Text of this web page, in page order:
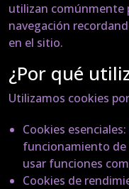
utilizan comúnmente
navegación
en el sitio.
¿Por qué
Utilizamos cookies
Cookies esenciales
funcionamiento
usar funciones
Cookies de